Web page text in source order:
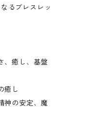
るブレスレッ
、癒し、基盤
癒し
神の安定、魔